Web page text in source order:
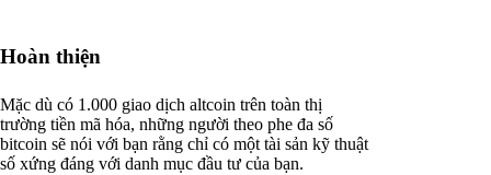
Hoàn thiện
Mặc dù có 1.000 giao dịch altcoin trên toàn thị
trường tiền mã hóa, những người theo phe đa số
bitcoin sẽ nói với bạn rằng chỉ có một tài sản kỹ thuật
số xứng đáng với danh mục đầu tư của bạn.